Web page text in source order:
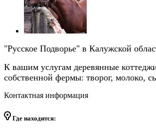
"Русское Подворье" в Калужской
К вашим услугам деревянные
собственной фермы: творог, молоко,
Контактная информация
Где находится: